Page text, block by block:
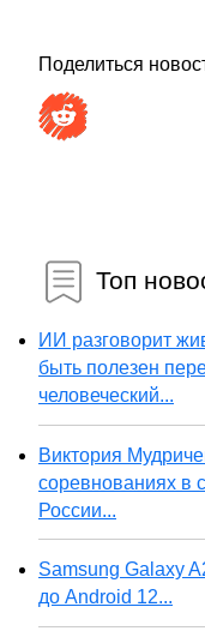
Поделиться
Топ
ИИ разговорит
быть полезен
человеческий...
Виктория
соревнованиях в
России...
Samsung Galaxy
до Android 12...